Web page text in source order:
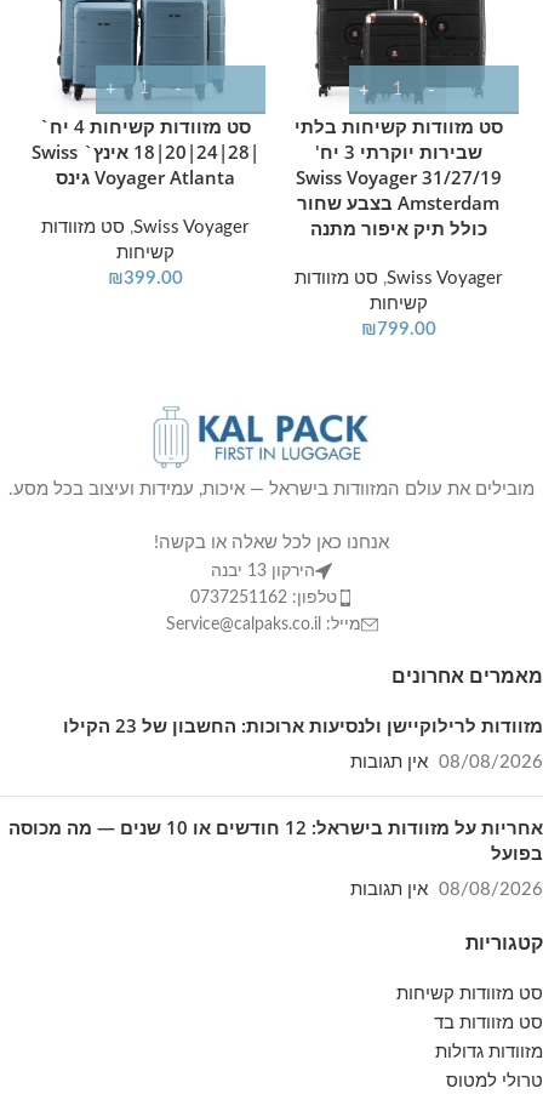
(32") המתאימה במיוחד לרילוקיישן או טיסה
משפחתית ארוכה.
תנועה ללא מאמץ:מערכת גלגלים מתקדמת (ספינר
360 מעלות) המאפשרת הסעה חלקה וקלה של
המזוודה גם כשהיא מלאה לחלוטין.
חיסכון מושלם במקום:
במלואן אחת בתוך השנייה! פתרון גאוני שמשאיר לכם
ארון פנוי ומאורגן בבית.
📏 מפרט מידות ומשקלים מלא לסט
38×22×55 ס"מ | משקל:
מזוודה בינונית 24 אינץ':
44×29×65 ס"מ | משקל:
משקל: 5.5 ק"ג
תוספות אבטחה:רוכסני ניילון עבים ומחוזקים, מנגנון
הרחבה בכל המידות ומנעול קומבינציה להגנה מלאה.
אחריות:
36 חודשי אחריות מלאה על הגלגלים
והמנגנונים מבית Rio.
נפרדות ומבטיחה שתהיו מוכנים לכל תרחיש
סט מזוודות קשיחות בלתי
שבירות יוקרתי 3 יח'
31/27/19 Swiss Voyager
Amsterdam בצבע שחור
כולל תיק איפור מתנה
Swiss Voyager
, סט מזוודות
קשיחות
₪799.00
סט מזוודות קשיחות 4 יח`
|28|24|20|18 אינץ` Swiss
Voyager Atlanta גינס
Swiss Voyager
, סט מזוודות
קשיחות
₪399.00
מובילים את עולם המזוודות בישראל — איכות, עמידות ועיצוב בכל מסע.
אנחנו כאן לכל שאלה או בקשה!
הירקון 13 יבנה
טלפון: 0737251162
מייל: Service@calpaks.co.il
מאמרים אחרונים
מזוודות לרילוקיישן ולנסיעות ארוכות: החשבון של 23 הקילו
08/08/2026 אין תגובות
אחריות על מזוודות בישראל: 12 חודשים או 10 שנים — מה מכוסה
בפועל
08/08/2026 אין תגובות
קטגוריות
סט מזוודות קשיחות
סט מזוודות בד
מזוודות גדולות
טרולי למטוס